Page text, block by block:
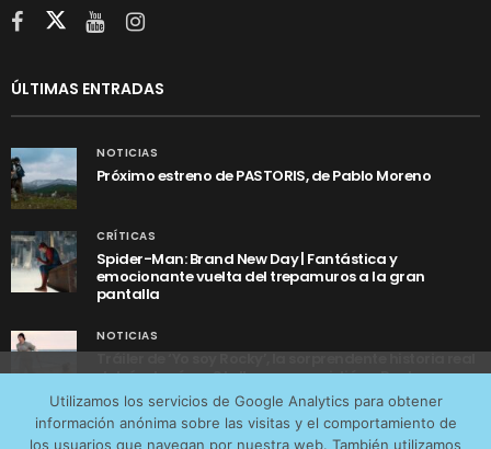
ÚLTIMAS ENTRADAS
NOTICIAS
Próximo estreno de PASTORIS, de Pablo Moreno
CRÍTICAS
Spider-Man: Brand New Day | Fantástica y
emocionante vuelta del trepamuros a la gran
pantalla
NOTICIAS
Tráiler de ‘Yo soy Rocky’, la sorprendente historia real
detrás de cómo Stallone se convirtió en Rocky
Utilizamos los servicios de Google Analytics para obtener
información anónima sobre las visitas y el comportamiento de
los usuarios que navegan por nuestra web. También utilizamos
tráfico web que recibimos y conocer los servicios que
más os interesan. Puede cambiar las preferencias y